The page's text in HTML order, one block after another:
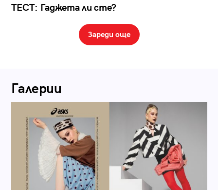
ТЕСТ: Гаджета ли сте?
Зареди още
Галерии